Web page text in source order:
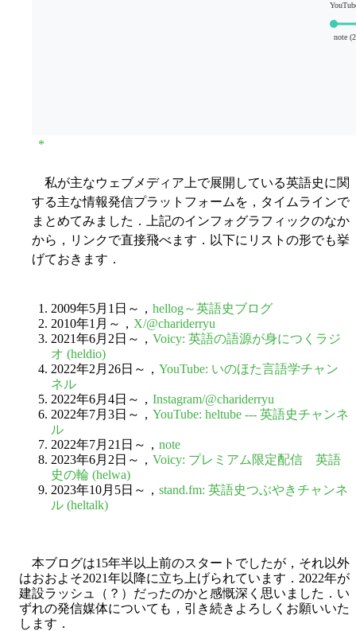
note
*
私が主なウェブメディア上で展開している英語史に関
する主な情報発信プラットフォームを，タイムラインで
まとめてみました．上記のインフォグラフィックのなか
から，リンクで直接飛べます．以下にリストの形でも挙
げておきます．
2009年5月1日～， hellog～英語史ブログ
2010年1月～， X/@chariderryu
2021年6月2日～， Voicy: 英語の語源が身につくラジ
オ (heldio)
2022年2月26日～， YouTube: いのほた言語学チャン
ネル
2022年6月4日～， Instagram/@chariderryu
2022年7月3日～， YouTube: heltube --- 英語史チャンネ
ル
2022年7月21日～， note
2023年6月2日～， Voicy: プレミアム限定配信 英語
史の輪 (helwa)
2023年10月5日～， stand.fm: 英語史つぶやきチャンネ
ル (heltalk)
本ブログは15年半以上前のスタートでしたが，それ以外
はおおよそ2021年以降に立ち上げられています．2022年が
建設ラッシュ（？）だったのかと感慨深く思いました．い
ずれの発信媒体についても，引き続きよろしくお願いいた
します．